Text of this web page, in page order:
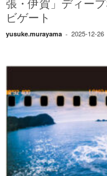
張・伊賀」ディー
ビゲート
yusuke.murayama - 2025-12-26